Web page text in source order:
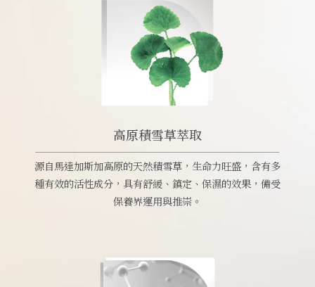
高原積雪草萃取
源自馬達加斯加高原的天然積雪草，生命力旺盛，含有多
種有效的活性成分，具有舒緩、鎮定、保濕的效果，備受
保養界運用與推崇。